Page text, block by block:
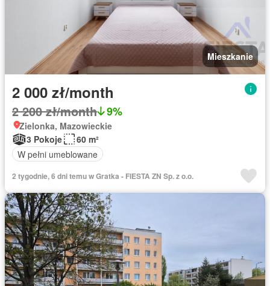
Mieszkanie
2 000 zł/month
2 200 zł/month 9%
Zielonka, Mazowieckie
3 Pokoje
60 m²
W pełni umeblowane
2 tygodnie, 6 dni temu w Gratka - FIESTA ZN Sp. z o.o.